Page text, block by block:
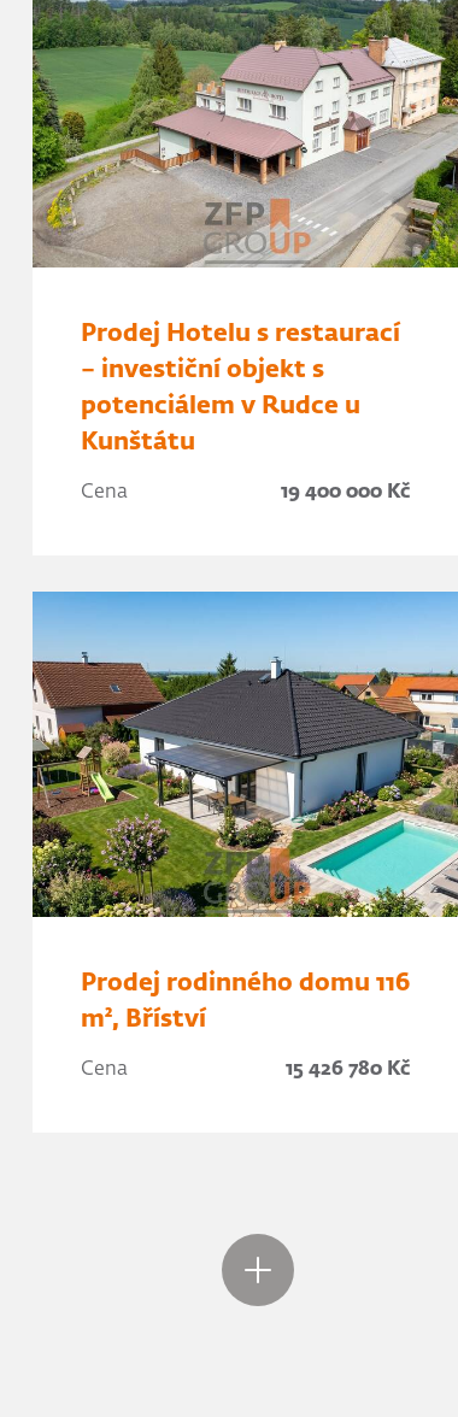
Prodej Hotelu s restaurací
– investiční objekt s
potenciálem v Rudce u
Kunštátu
Cena 19 400 000 Kč
Prodej rodinného domu 116
m², Bříství
Cena 15 426 780 Kč